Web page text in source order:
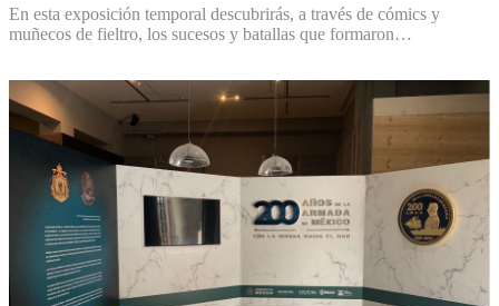
En esta exposición temporal descubrirás, a través de cómics y
muñecos de fieltro, los sucesos y batallas que formaron…